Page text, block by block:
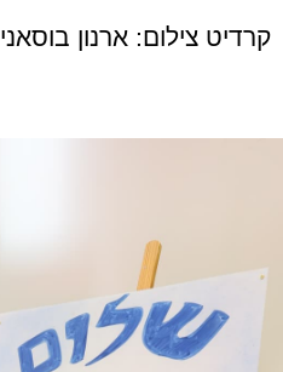
קרדיט צילום: ארנון בוסאני